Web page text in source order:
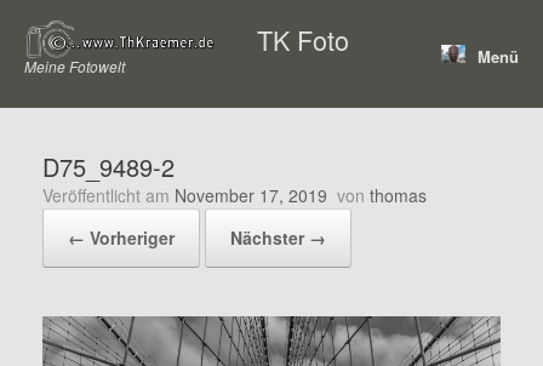
Inhalt
springen
TK Foto
Meine Fotowelt Menü
D75_9489-2
Veröffentlicht am November 17, 2019 von thomas
← Vorheriger
Nächster →